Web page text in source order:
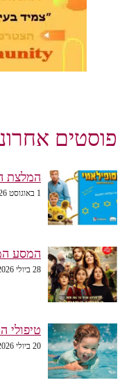
פוסטים
המלצת
1 באוגוסט 2026
המסע
28 ביולי 2026
טיפולי
20 ביולי 2026